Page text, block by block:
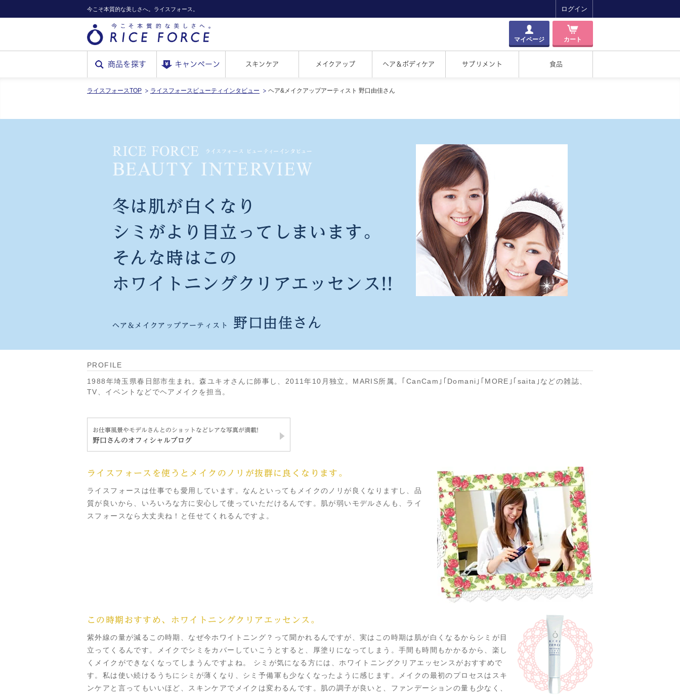
今こそ本質的な美しさへ。ライスフォース。 ログイン
マイページ カート
RICE
商品を探す キャンペーン スキンケア メイクアップ ヘア＆ボディケア サプリメント 食品
ライスフォースTOP ライスフォースビューティインタビュー ヘア&メイクアップアーティスト 野口由佳さん
冬は肌が白くなり
シミがより目立ってしまいます。
そんな時はこの
ホワイトニングクリアエッセンス!!
ヘア&メイクアップアーティスト 野口由佳さん
PROFILE
1988年埼玉県春日部市生まれ。森ユキオさんに師事し、2011年10月独立。MARIS所属。｢CanCam｣｢Domani｣｢MORE｣｢saita｣などの雑誌、
TV、イベントなどでヘアメイクを担当。
お仕事風景やモデルさんとのショットなどレアな写真が満載!
野口さんのオフィシャルブログ
ライスフォースを使うとメイクのノリが抜群に良くなります。
ライスフォースは仕事でも愛用しています。なんといってもメイクのノリが良くなりますし、品
質が良いから、いろいろな方に安心して使っていただけるんです。肌が弱いモデルさんも、ライ
スフォースなら大丈夫ね！と任せてくれるんですよ。
この時期おすすめ、ホワイトニングクリアエッセンス。
紫外線の量が減るこの時期、なぜ今ホワイトニング？って聞かれるんですが、実はこの時期は肌が白くなるからシミが目
立ってくるんです。メイクでシミをカバーしていこうとすると、厚塗りになってしまう。手間も時間もかかるから、楽し
くメイクができなくなってしまうんですよね。 シミが気になる方には、ホワイトニングクリアエッセンスがおすすめで
す。私は使い続けるうちにシミが薄くなり、シミ予備軍も少なくなったように感じます。メイクの最初のプロセスはスキ
ンケアと言ってもいいほど、スキンケアでメイクは変わるんです。肌の調子が良いと、ファンデーションの量も少なく、